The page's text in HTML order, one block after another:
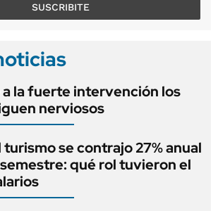
SUSCRIBITE
la fuerte intervención los
nerviosos
se contrajo 27% anual
qué rol tuvieron el